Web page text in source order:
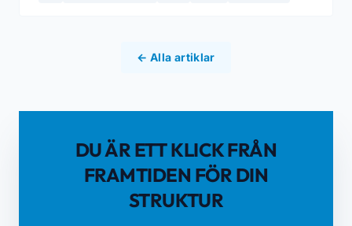
← Alla artiklar
DU ÄR ETT KLICK FRÅN
FRAMTIDEN FÖR DIN
STRUKTUR